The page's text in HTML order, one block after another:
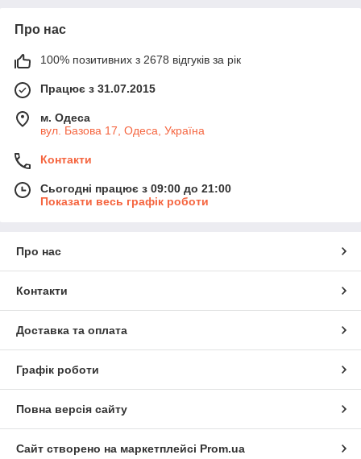
Про нас
100% позитивних з 2678 відгуків за рік
Працює з 31.07.2015
м. Одеса
вул. Базова 17, Одеса, Україна
Контакти
Сьогодні працює з 09:00 до 21:00
Показати весь графік роботи
Про нас
Контакти
Доставка та оплата
Графік роботи
Повна версія сайту
Сайт створено на маркетплейсі Prom.ua